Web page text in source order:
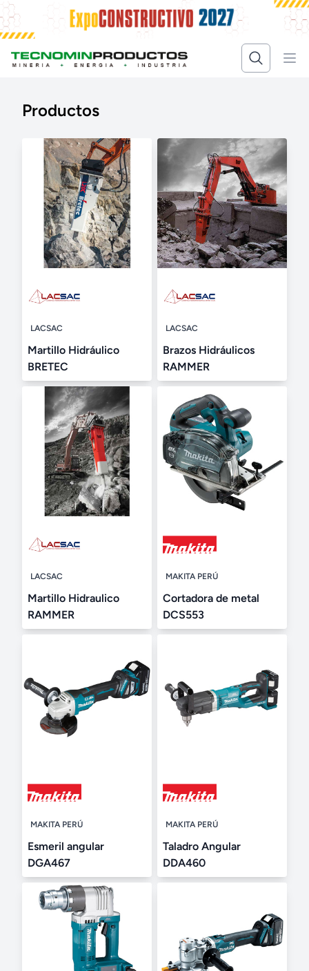
Productos
LACSAC
Martillo Hidráulico
BRETEC
LACSAC
Brazos Hidráulicos
RAMMER
LACSAC
Martillo Hidraulico
RAMMER
MAKITA PERÚ
Cortadora de metal
DCS553
MAKITA PERÚ
Esmeril angular
DGA467
MAKITA PERÚ
Taladro Angular
DDA460